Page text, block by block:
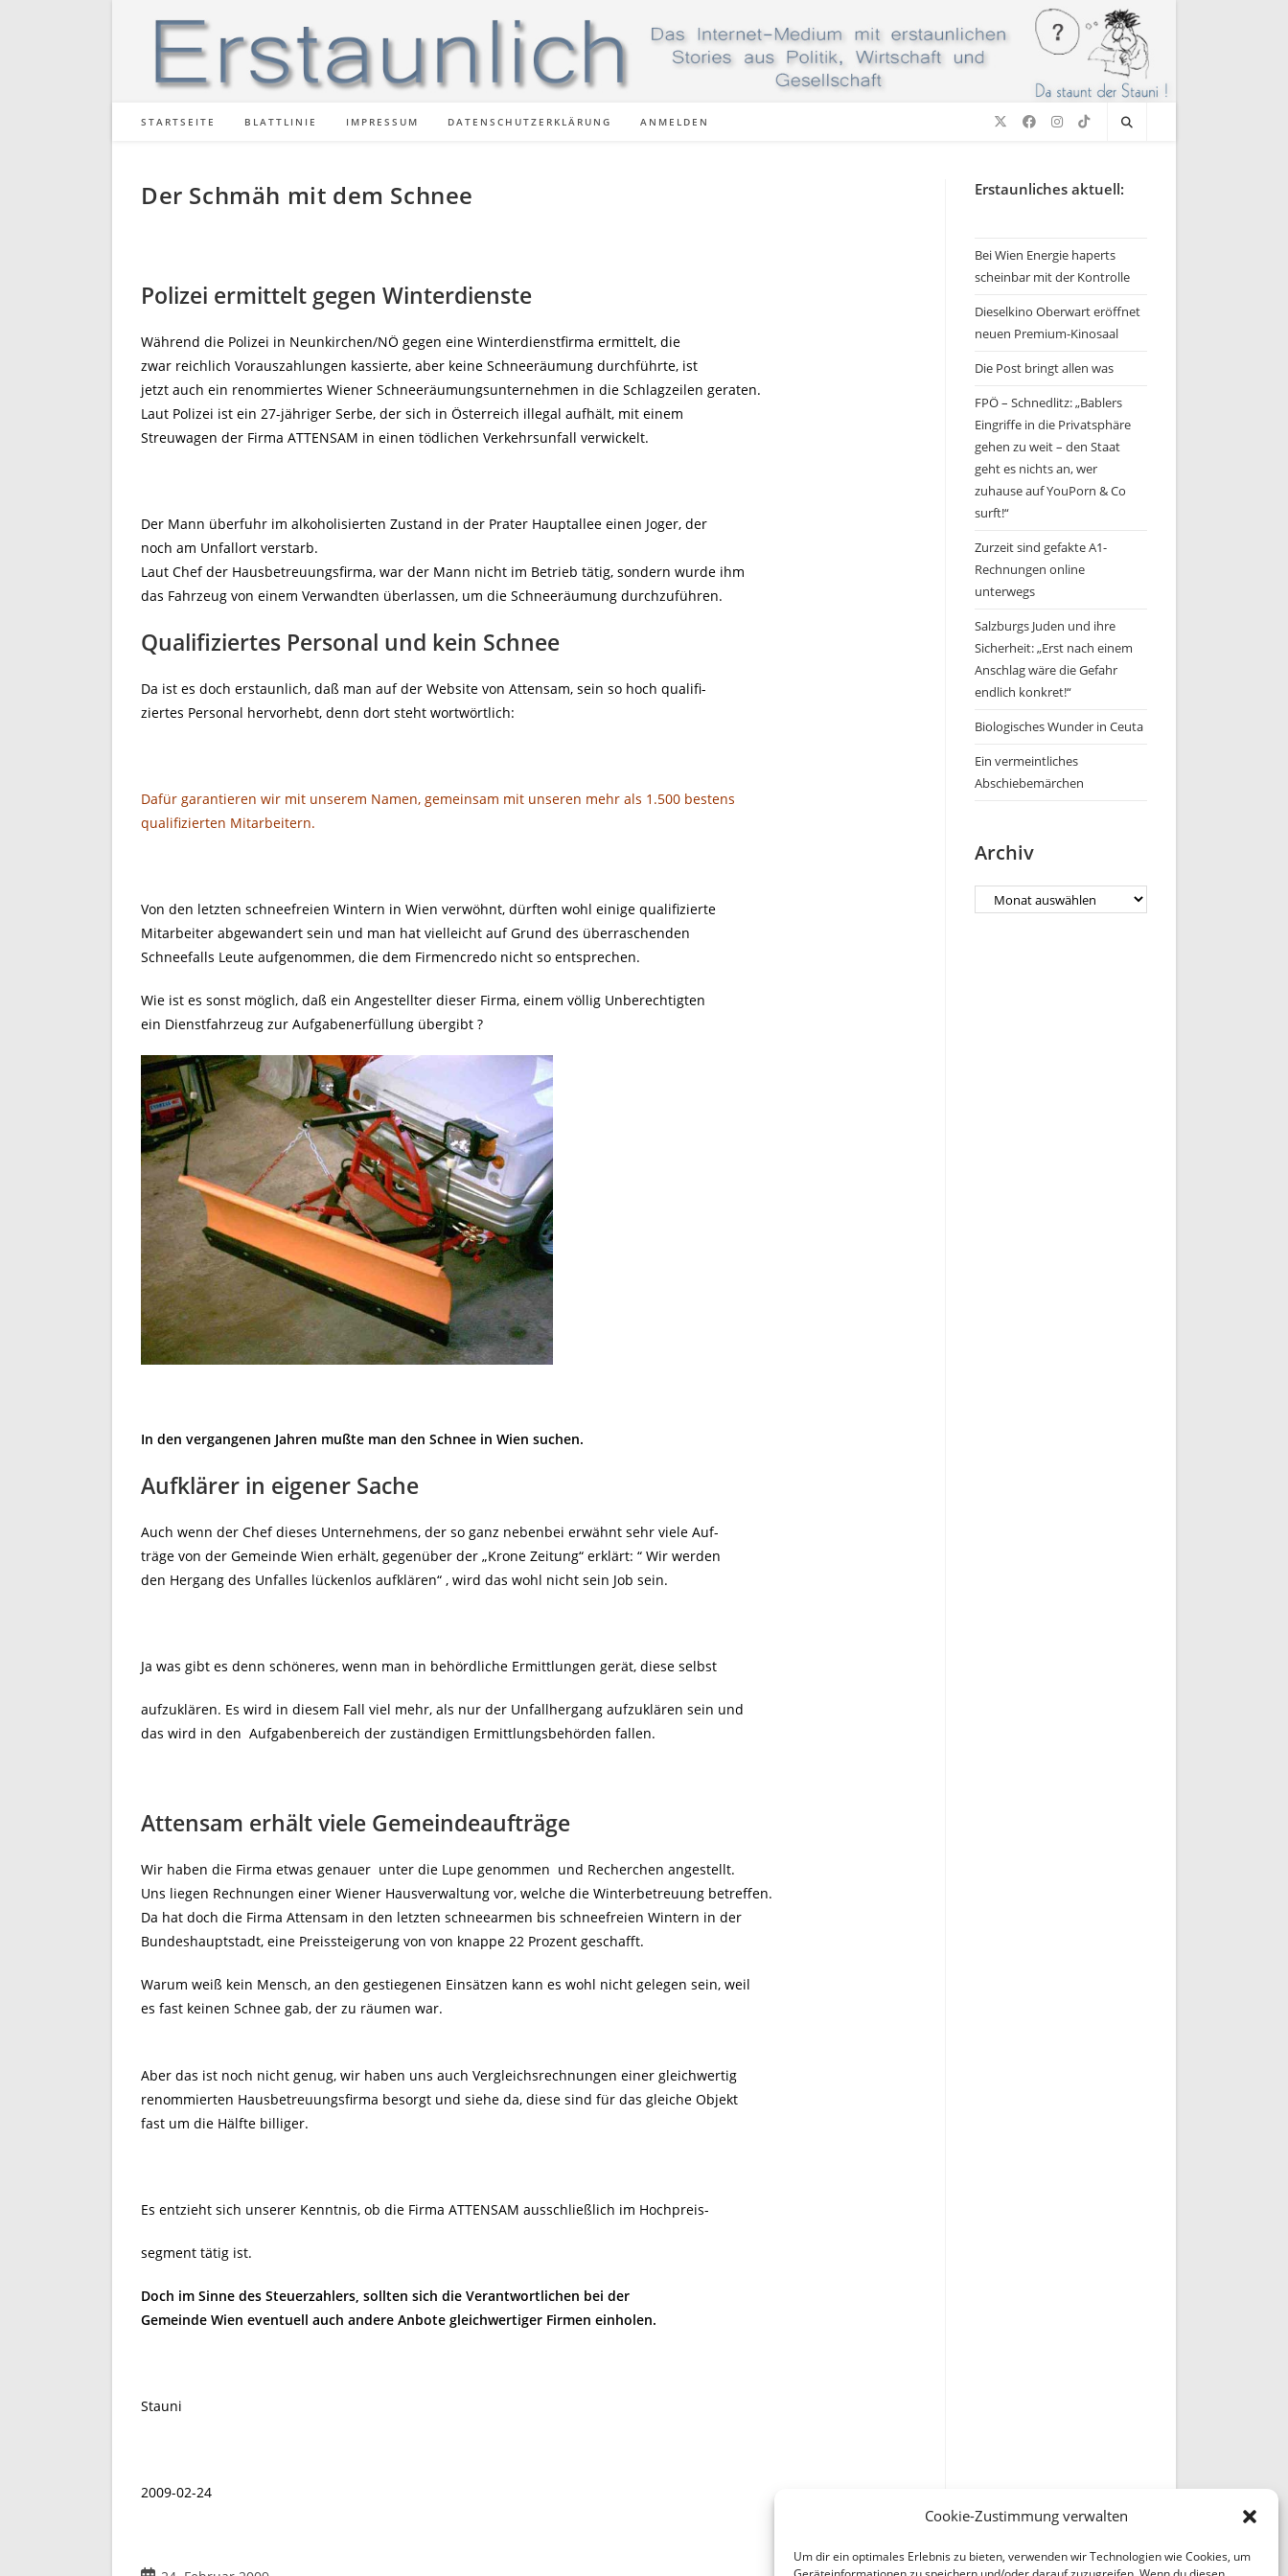
Cookie-Zustimmung verwalten
Um dir ein optimales Erlebnis zu bieten, verwenden wir Technologien wie Cookies, um
STARTSEITE BLATTLINIE IMPRESSUM DATENSCHUTZERKLÄRUNG ANMELDEN
Der Schmäh mit dem Schnee
Polizei ermittelt gegen Winterdienste
Während die Polizei in Neunkirchen/NÖ gegen eine Winterdienstfirma ermittelt, die
zwar reichlich Vorauszahlungen kassierte, aber keine Schneeräumung durchführte, ist
jetzt auch ein renommiertes Wiener Schneeräumungsunternehmen in die Schlagzeilen geraten.
Laut Polizei ist ein 27-jähriger Serbe, der sich in Österreich illegal aufhält, mit einem
Streuwagen der Firma ATTENSAM in einen tödlichen Verkehrsunfall verwickelt.
Der Mann überfuhr im alkoholisierten Zustand in der Prater Hauptallee einen Joger, der
noch am Unfallort verstarb.
Laut Chef der Hausbetreuungsfirma, war der Mann nicht im Betrieb tätig, sondern wurde ihm
das Fahrzeug von einem Verwandten überlassen, um die Schneeräumung durchzuführen.
Qualifiziertes Personal und kein Schnee
Da ist es doch erstaunlich, daß man auf der Website von Attensam, sein so hoch qualifi-
ziertes Personal hervorhebt, denn dort steht wortwörtlich:
Dafür garantieren wir mit unserem Namen, gemeinsam mit unseren mehr als 1.500 bestens
qualifizierten Mitarbeitern.
Von den letzten schneefreien Wintern in Wien verwöhnt, dürften wohl einige qualifizierte
Mitarbeiter abgewandert sein und man hat vielleicht auf Grund des überraschenden
Schneefalls Leute aufgenommen, die dem Firmencredo nicht so entsprechen.
Wie ist es sonst möglich, daß ein Angestellter dieser Firma, einem völlig Unberechtigten
ein Dienstfahrzeug zur Aufgabenerfüllung übergibt ?
In den vergangenen Jahren mußte man den Schnee in Wien suchen.
Aufklärer in eigener Sache
Auch wenn der Chef dieses Unternehmens, der so ganz nebenbei erwähnt sehr viele Auf-
träge von der Gemeinde Wien erhält, gegenüber der „Krone Zeitung“ erklärt: “ Wir werden
den Hergang des Unfalles lückenlos aufklären“ , wird das wohl nicht sein Job sein.
Ja was gibt es denn schöneres, wenn man in behördliche Ermittlungen gerät, diese selbst
aufzuklären. Es wird in diesem Fall viel mehr, als nur der Unfallhergang aufzuklären sein und
das wird in den Aufgabenbereich der zuständigen Ermittlungsbehörden fallen.
Attensam erhält viele Gemeindeaufträge
Wir haben die Firma etwas genauer unter die Lupe genommen und Recherchen angestellt.
Uns liegen Rechnungen einer Wiener Hausverwaltung vor, welche die Winterbetreuung betreffen.
Da hat doch die Firma Attensam in den letzten schneearmen bis schneefreien Wintern in der
Bundeshauptstadt, eine Preissteigerung von von knappe 22 Prozent geschafft.
Warum weiß kein Mensch, an den gestiegenen Einsätzen kann es wohl nicht gelegen sein, weil
es fast keinen Schnee gab, der zu räumen war.
Aber das ist noch nicht genug, wir haben uns auch Vergleichsrechnungen einer gleichwertig
renommierten Hausbetreuungsfirma besorgt und siehe da, diese sind für das gleiche Objekt
fast um die Hälfte billiger.
Es entzieht sich unserer Kenntnis, ob die Firma ATTENSAM ausschließlich im Hochpreis-
segment tätig ist.
Doch im Sinne des Steuerzahlers, sollten sich die Verantwortlichen bei der
Gemeinde Wien eventuell auch andere Anbote gleichwertiger Firmen einholen.
Stauni
2009-02-24
Erstaunliches aktuell:
Bei Wien Energie haperts
scheinbar mit der Kontrolle
Dieselkino Oberwart eröffnet
neuen Premium-Kinosaal
Die Post bringt allen was
FPÖ – Schnedlitz: „Bablers
Eingriffe in die Privatsphäre
gehen zu weit – den Staat
geht es nichts an, wer
zuhause auf YouPorn & Co
surft!“
Zurzeit sind gefakte A1-
Rechnungen online
unterwegs
Salzburgs Juden und ihre
Sicherheit: „Erst nach einem
Anschlag wäre die Gefahr
endlich konkret!“
Biologisches Wunder in Ceuta
Ein vermeintliches
Abschiebemärchen
Archiv
Archiv